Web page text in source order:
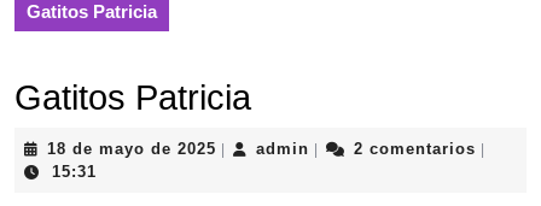
Gatitos Patricia
Gatitos Patricia
18 de mayo de 2025 18
admin admin2 comentarios
15:31